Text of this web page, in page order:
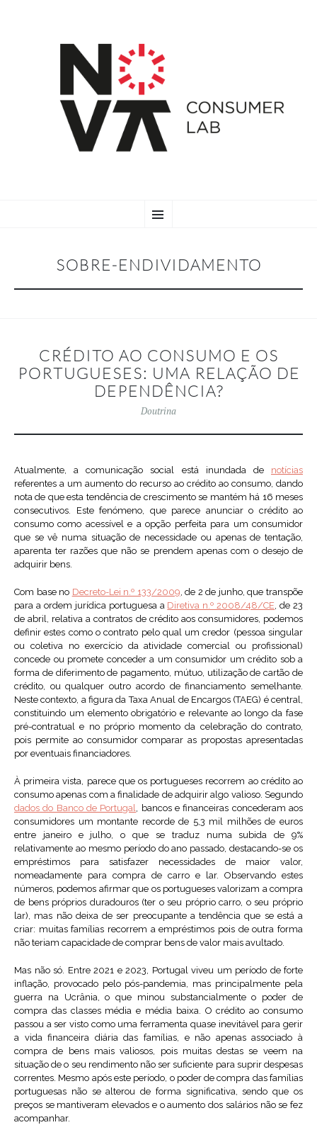
TO
SOBRE-ENDIVIDAMENTO
CRÉDITO AO CONSUMO E OS
PORTUGUESES: UMA RELAÇÃO DE
DEPENDÊNCIA?
Doutrina
Atualmente, a comunicação social está inundada de notícias
referentes a um aumento do recurso ao crédito ao consumo, dando
nota de que esta tendência de crescimento se mantém há 16 meses
consecutivos. Este fenómeno, que parece anunciar o crédito ao
consumo como acessível e a opção perfeita para um consumidor
que se vê numa situação de necessidade ou apenas de tentação,
aparenta ter razões que não se prendem apenas com o desejo de
adquirir bens.
Com base no Decreto-Lei n.º 133/2009, de 2 de junho, que transpõe
para a ordem jurídica portuguesa a Diretiva n.º 2008/48/CE, de 23
de abril, relativa a contratos de crédito aos consumidores, podemos
definir estes como o contrato pelo qual um credor (pessoa singular
ou coletiva no exercício da atividade comercial ou profissional)
concede ou promete conceder a um consumidor um crédito sob a
forma de diferimento de pagamento, mútuo, utilização de cartão de
crédito, ou qualquer outro acordo de financiamento semelhante.
Neste contexto, a figura da Taxa Anual de Encargos (TAEG) é central,
constituindo um elemento obrigatório e relevante ao longo da fase
pré-contratual e no próprio momento da celebração do contrato,
pois permite ao consumidor comparar as propostas apresentadas
por eventuais financiadores.
À primeira vista, parece que os portugueses recorrem ao crédito ao
consumo apenas com a finalidade de adquirir algo valioso. Segundo
dados do Banco de Portugal, bancos e financeiras concederam aos
consumidores um montante recorde de 5,3 mil milhões de euros
entre janeiro e julho, o que se traduz numa subida de 9%
relativamente ao mesmo período do ano passado, destacando-se os
empréstimos para satisfazer necessidades de maior valor,
nomeadamente para compra de carro e lar. Observando estes
números, podemos afirmar que os portugueses valorizam a compra
de bens próprios duradouros (ter o seu próprio carro, o seu próprio
lar), mas não deixa de ser preocupante a tendência que se está a
criar: muitas famílias recorrem a empréstimos pois de outra forma
não teriam capacidade de comprar bens de valor mais avultado.
Mas não só. Entre 2021 e 2023, Portugal viveu um período de forte
inflação, provocado pelo pós-pandemia, mas principalmente pela
guerra na Ucrânia, o que minou substancialmente o poder de
compra das classes média e média baixa. O crédito ao consumo
passou a ser visto como uma ferramenta quase inevitável para gerir
a vida financeira diária das famílias, e não apenas associado à
compra de bens mais valiosos, pois muitas destas se veem na
situação de o seu rendimento não ser suficiente para suprir despesas
correntes. Mesmo após este período, o poder de compra das famílias
portuguesas não se alterou de forma significativa, sendo que os
preços se mantiveram elevados e o aumento dos salários não se fez
acompanhar.